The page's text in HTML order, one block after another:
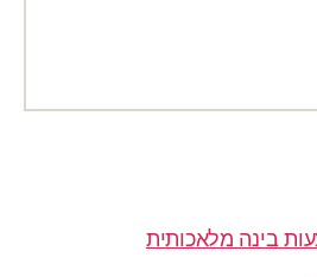
בינה מלאכותית